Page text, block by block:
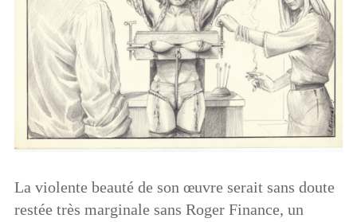
La violente beauté de son œuvre serait sans doute
restée très marginale sans Roger Finance, un